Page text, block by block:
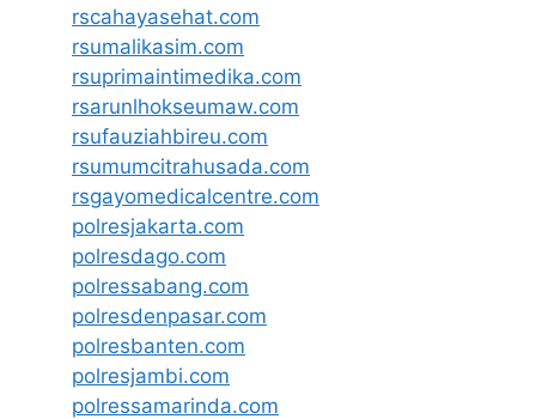
rscahayasehat.com
rsumalikasim.com
rsuprimaintimedika.com
rsarunlhokseumaw.com
rsufauziahbireu.com
rsumumcitrahusada.com
rsgayomedicalcentre.com
polresjakarta.com
polresdago.com
polressabang.com
polresdenpasar.com
polresbanten.com
polresjambi.com
polressamarinda.com